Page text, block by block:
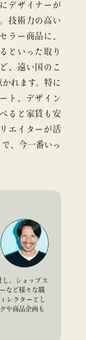
デザイナーが
技術力の高い
ラー商品に、
といった取り
、遠い国のこ
れます。特に
ト、デザイン
ると家賃も安
エイターが活
、今一番いっ
、ショップス
など様々な職
レクターとし
や商品企画も